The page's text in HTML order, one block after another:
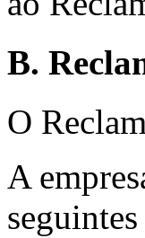
B.
O
A